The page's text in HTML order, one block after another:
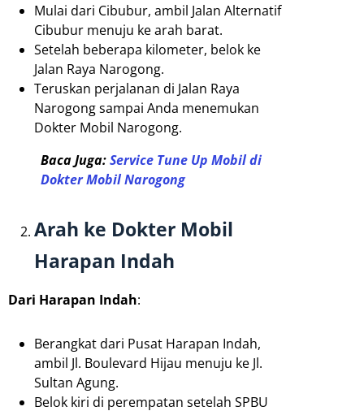
Mulai dari Cibubur, ambil Jalan Alternatif
Cibubur menuju ke arah barat.
Setelah beberapa kilometer, belok ke
Jalan Raya Narogong.
Teruskan perjalanan di Jalan Raya
Narogong sampai Anda menemukan
Dokter Mobil Narogong.
Baca Juga:Service Tune Up Mobil di
Dokter Mobil Narogong
Arah ke Dokter Mobil
Harapan Indah
Dari Harapan Indah:
Berangkat dari Pusat Harapan Indah,
ambil Jl. Boulevard Hijau menuju ke Jl.
Sultan Agung.
Belok kiri di perempatan setelah SPBU